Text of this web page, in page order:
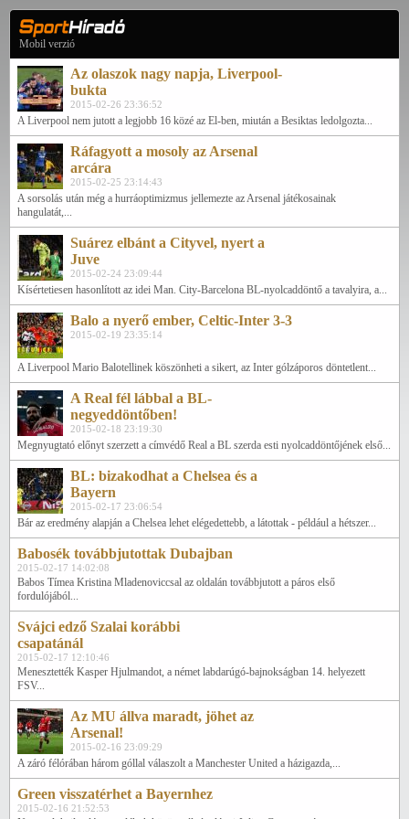
Mobil verzió
Az olaszok nagy napja, Liverpool-
bukta
2015-02-26 23:36:52
A Liverpool nem jutott a legjobb 16 közé az El-ben, miután a Besiktas ledolgozta...
Ráfagyott a mosoly az Arsenal
arcára
2015-02-25 23:14:43
A sorsolás után még a hurráoptimizmus jellemezte az Arsenal játékosainak
hangulatát,...
Suárez elbánt a Cityvel, nyert a
Juve
2015-02-24 23:09:44
Kísértetiesen hasonlított az idei Man. City-Barcelona BL-nyolcaddöntő a tavalyira, a...
Balo a nyerő ember, Celtic-Inter 3-3
2015-02-19 23:35:14
A Liverpool Mario Balotellinek köszönheti a sikert, az Inter gólzáporos döntetlent...
A Real fél lábbal a BL-
negyeddöntőben!
2015-02-18 23:19:30
Megnyugtató előnyt szerzett a címvédő Real a BL szerda esti nyolcaddöntőjének első...
BL: bizakodhat a Chelsea és a
Bayern
2015-02-17 23:06:54
Bár az eredmény alapján a Chelsea lehet elégedettebb, a látottak - például a hétszer...
Babosék továbbjutottak Dubajban
2015-02-17 14:02:08
Babos Tímea Kristina Mladenoviccsal az oldalán továbbjutott a páros első
fordulójából...
Svájci edző Szalai korábbi
csapatánál
2015-02-17 12:10:46
Menesztették Kasper Hjulmandot, a német labdarúgó-bajnokságban 14. helyezett
FSV...
Az MU állva maradt, jöhet az
Arsenal!
2015-02-16 23:09:29
A záró félórában három góllal válaszolt a Manchester United a házigazda,...
Green visszatérhet a Bayernhez
2015-02-16 21:52:53